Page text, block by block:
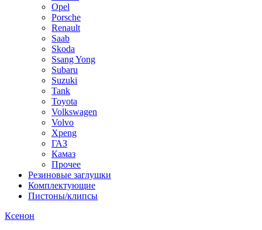
Opel
Porsche
Renault
Saab
Skoda
Ssang Yong
Subaru
Suzuki
Tank
Toyota
Volkswagen
Volvo
Xpeng
ГАЗ
Камаз
Прочее
Резиновые заглушки
Комплектующие
Пистоны/клипсы
Ксенон